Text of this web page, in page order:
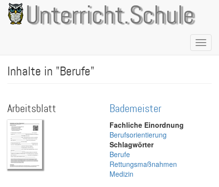
Direkt
zum
Inhalt
Unterricht.Schule
Inhalte in "Berufe"
Arbeitsblatt Bademeister
Fachliche Einordnung
Berufsorientierung
Schlagwörter
Berufe
Rettungsmaßnahmen
Medizin